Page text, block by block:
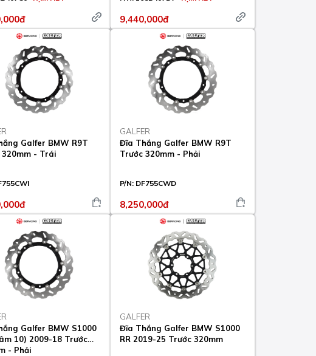
9,440,000đ
Galfer BMW R9T
320mm - Trái
GALFER
Đĩa Thắng Galfer BMW R9T
Trước 320mm - Phải
P/N: DF755CWD
8,250,000đ
Galfer BMW S1000
10) 2009-18 Trước
- Phải
GALFER
Đĩa Thắng Galfer BMW S1000
RR 2019-25 Trước 320mm